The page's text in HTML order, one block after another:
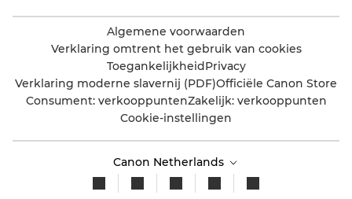
Algemene voorwaarden
Verklaring omtrent het gebruik van cookies
ToegankelijkheidPrivacy
Verklaring moderne slavernij (PDF)Officiële Canon Store
Consument: verkooppuntenZakelijk: verkooppunten
Cookie-instellingen
Canon Netherlands